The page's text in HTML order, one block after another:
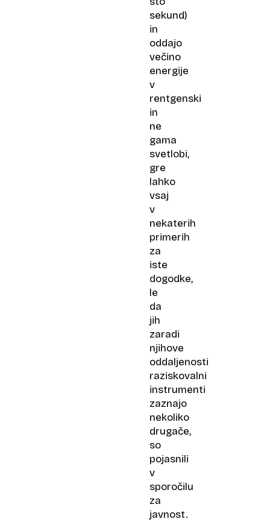
sekund)
in
oddajo
večino
energije
v
rentgenski
in
ne
gama
svetlobi,
gre
lahko
vsaj
v
nekaterih
primerih
za
iste
dogodke,
le
da
jih
zaradi
njihove
oddaljenosti
raziskovalni
instrumenti
zaznajo
nekoliko
drugače,
so
pojasnili
v
sporočilu
za
javnost.